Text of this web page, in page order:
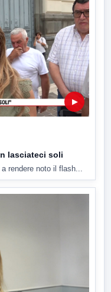
▶
lasciateci soli
rendere noto il flash...